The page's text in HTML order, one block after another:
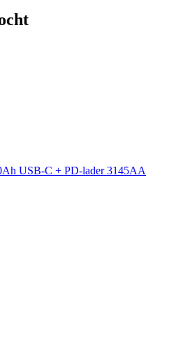
USB-C + PD-lader 3145AA